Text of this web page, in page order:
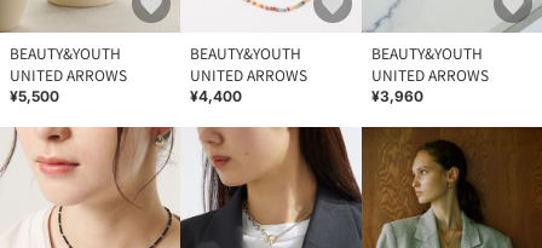
BEAUTY&YOUTH
UNITED ARROWS
¥5,500
BEAUTY&YOUTH
UNITED ARROWS
¥4,400
BEAUTY&YOUTH
UNITED ARROWS
¥3,960